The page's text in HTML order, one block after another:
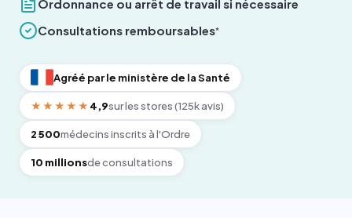
Ordonnance ou arrêt de travail si nécessaire
Consultations remboursables*
Agréé par le ministère de la Santé
★★★★★ 4,9sur les stores (125k avis)
2 500médecins inscrits à l'Ordre
10 millionsde consultations